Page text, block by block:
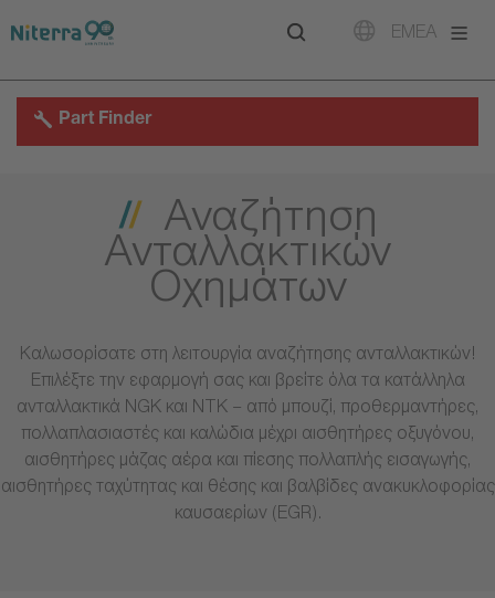
to
to
to
EMEA
Part Finder
Αναζήτηση
Ανταλλακτικών
Οχημάτων
Καλωσορίσατε στη λειτουργία αναζήτησης ανταλλακτικών!
Επιλέξτε την εφαρμογή σας και βρείτε όλα τα κατάλληλα
ανταλλακτικά NGK και NTK – από μπουζί, προθερμαντήρες,
πολλαπλασιαστές και καλώδια μέχρι αισθητήρες οξυγόνου,
αισθητήρες μάζας αέρα και πίεσης πολλαπλής εισαγωγής,
αισθητήρες ταχύτητας και θέσης και βαλβίδες ανακυκλοφορίας
καυσαερίων (EGR).